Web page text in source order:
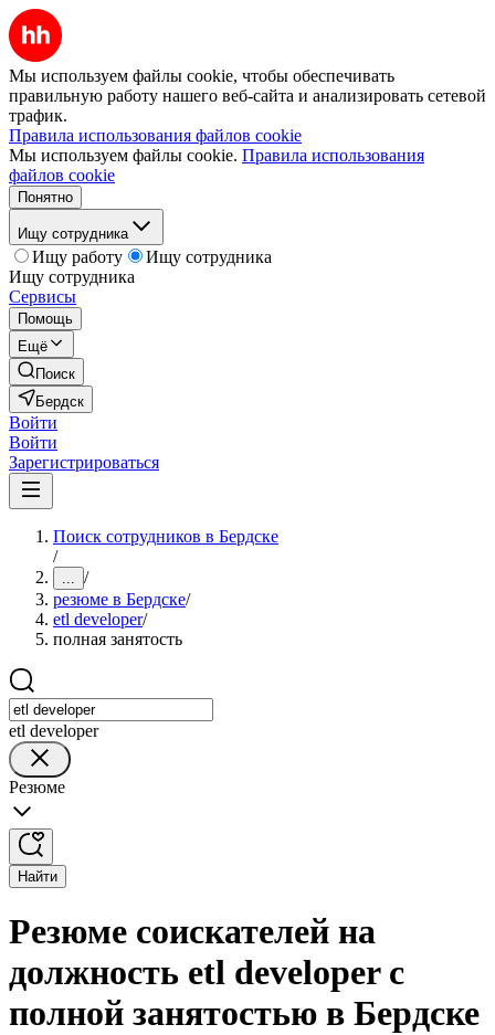
Мы используем файлы cookie, чтобы обеспечивать
правильную работу нашего веб-сайта и анализировать сетевой
трафик.
Правила использования файлов cookie
Мы используем файлы cookie. Правила использования
файлов cookie
Понятно
Ищу сотрудника
Ищу работу
Ищу сотрудника
Ищу сотрудника
Сервисы
Помощь
Ещё
Поиск
Бердск
Войти
Войти
Зарегистрироваться
Поиск сотрудников в Бердске
/
... /
резюме в Бердске/
etl developer/
полная занятость
etl developer
Резюме
Найти
Резюме соискателей на
должность etl developer с
полной занятостью в Бердске